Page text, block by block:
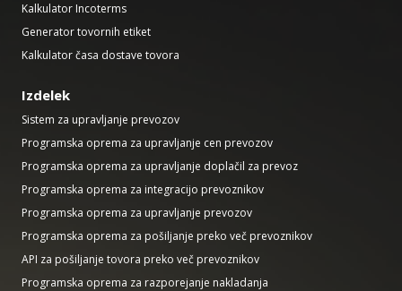
Kalkulator Incoterms
Generator tovornih etiket
Kalkulator časa dostave tovora
Izdelek
Sistem za upravljanje prevozov
Programska oprema za upravljanje cen prevozov
Programska oprema za upravljanje doplačil za prevoz
Programska oprema za integracijo prevoznikov
Programska oprema za upravljanje prevozov
Programska oprema za pošiljanje preko več prevoznikov
API za pošiljanje tovora preko več prevoznikov
Programska oprema za razporejanje nakladanja